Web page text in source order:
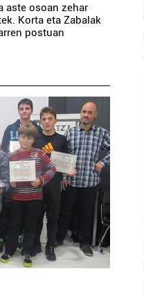
aste osoan zehar
Korta eta Zabalak
postuan